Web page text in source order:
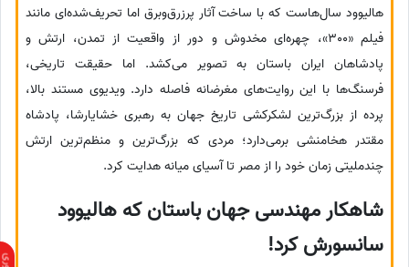
هالیوود سال‌هاست که با ساخت آثار پرزرق‌وبرق اما تحریف‌شده‌ای مانند
فیلم «300»، چهره‌ای مخدوش و دور از واقعیت از تمدن، ارتش و
پادشاهان ایران باستان به تصویر می‌کشد. اما حقیقت تاریخی،
فرسنگ‌ها با این روایت‌های مغرضانه فاصله دارد. ویدیوی مستند بالا،
پرده از بزرگ‌ترین لشکرکشی تاریخ جهان به رهبری خشایارشا، پادشاه
مقتدر هخامنشی برمی‌دارد؛ مردی که بزرگ‌ترین و منظم‌ترین ارتش
چندملیتی زمان خود را از مصر تا آسیای میانه هدایت کرد.
شاهکار مهندسی جهان باستان که هالیوود
سانسورش کرد!